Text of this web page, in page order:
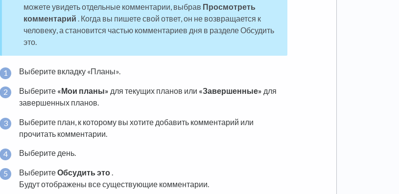
можете увидеть отдельные комментарии, выбрав Просмотреть
комментарий . Когда вы пишете свой ответ, он не возвращается к
человеку, а становится частью комментариев дня в разделе Обсудить
это.
Выберите вкладку «Планы».
Выберите «Мои планы» для текущих планов или «Завершенные» для
завершенных планов.
Выберите план, к которому вы хотите добавить комментарий или
прочитать комментарии.
Выберите день.
ВыберитеОбсудить это
Будут отображены все существующие комментарии.